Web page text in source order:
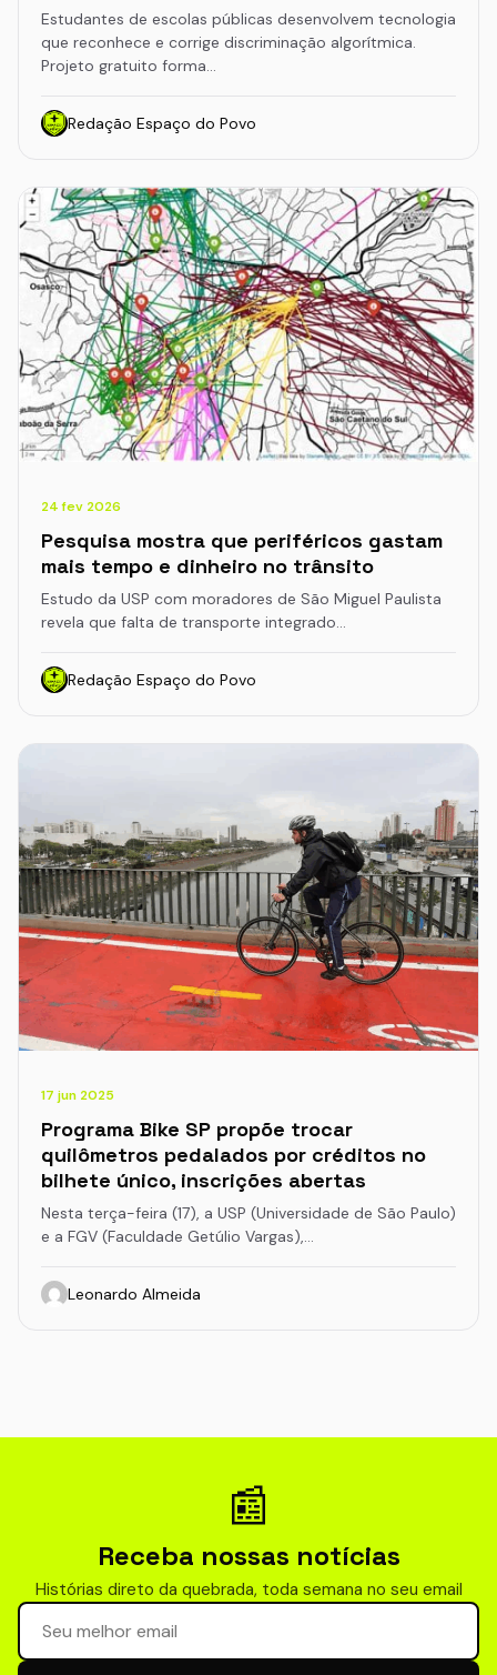
Estudantes de escolas públicas desenvolvem tecnologia
que reconhece e corrige discriminação algorítmica.
Projeto gratuito forma…
Redação Espaço do Povo
24 fev 2026
Pesquisa mostra que periféricos gastam
mais tempo e dinheiro no trânsito
Estudo da USP com moradores de São Miguel Paulista
revela que falta de transporte integrado…
Redação Espaço do Povo
17 jun 2025
Programa Bike SP propõe trocar
quilômetros pedalados por créditos no
bilhete único, inscrições abertas
Nesta terça-feira (17), a USP (Universidade de São Paulo)
e a FGV (Faculdade Getúlio Vargas),…
Leonardo Almeida
📰
Receba nossas notícias
Histórias direto da quebrada, toda semana no seu email
Seu email para newsletter